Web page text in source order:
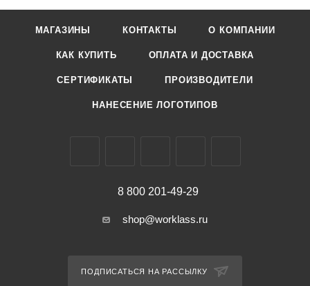
МАГАЗИНЫ КОНТАКТЫ О КОМПАНИИ
КАК КУПИТЬ ОПЛАТА И ДОСТАВКА
СЕРТИФИКАТЫ ПРОИЗВОДИТЕЛИ
НАНЕСЕНИЕ ЛОГОТИПОВ
8 800 201-49-29
shop@worklass.ru
ПОДПИСАТЬСЯ НА РАССЫЛКУ